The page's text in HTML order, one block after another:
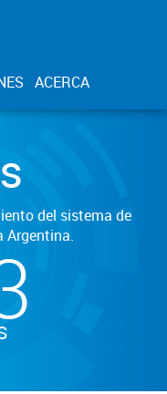
ACERCA
del sistema de
Argentina.